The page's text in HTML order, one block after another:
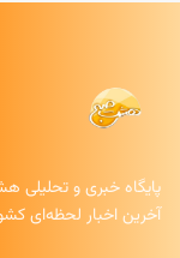
پایگاه خبری و
آخرین اخبار لحظه‌ای